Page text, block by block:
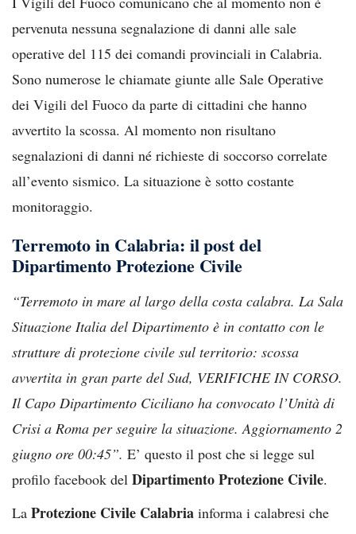
pervenuta nessuna segnalazione di danni alle sale
operative del 115 dei comandi provinciali in Calabria.
Sono numerose le chiamate giunte alle Sale Operative
dei Vigili del Fuoco da parte di cittadini che hanno
avvertito la scossa. Al momento non risultano
segnalazioni di danni né richieste di soccorso correlate
all’evento sismico. La situazione è sotto costante
monitoraggio.
Terremoto in Calabria: il post del
Dipartimento Protezione Civile
“Terremoto in mare al largo della costa calabra. La Sala
Situazione Italia del Dipartimento è in contatto con le
strutture di protezione civile sul territorio: scossa
avvertita in gran parte del Sud, VERIFICHE IN CORSO.
Il Capo Dipartimento Ciciliano ha convocato l’Unità di
Crisi a Roma per seguire la situazione. Aggiornamento 2
giugno ore 00:45”. E’ questo il post che si legge sul
profilo facebook del Dipartimento Protezione Civile.
La Protezione Civile Calabria informa i calabresi che